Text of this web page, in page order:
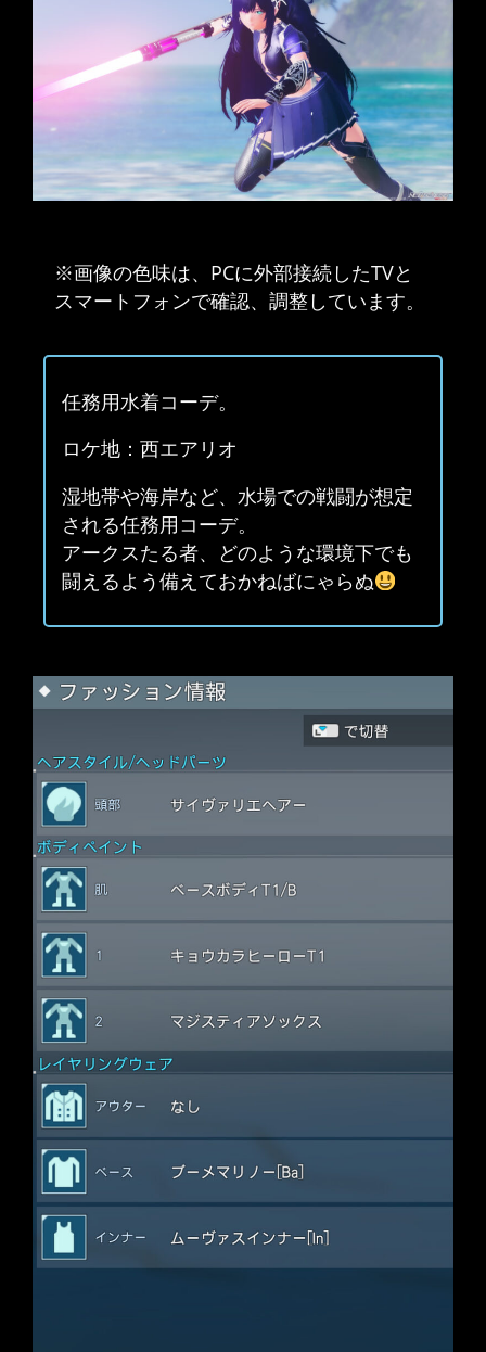
※画像の色味は、PCに外部接続したTVと
スマートフォンで確認、調整しています。
任務用水着コーデ。
ロケ地：西エアリオ
湿地帯や海岸など、水場での戦闘が想定
される任務用コーデ。
アークスたる者、どのような環境下でも
闘えるよう備えておかねばにゃらぬ